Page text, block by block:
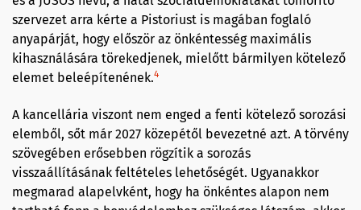
szervezet arra kérte a Pistoriust is magában foglaló
anyapárját, hogy először az önkéntesség maximális
kihasználására törekedjenek, mielőtt bármilyen kötelező
elemet beleépítenének.4
A kancellária viszont nem enged a fenti kötelező sorozási
elemből, sőt már 2027 közepétől bevezetné azt. A törvény
szövegében erősebben rögzítik a sorozás
visszaállításának feltételes lehetőségét. Ugyanakkor
megmarad alapelvként, hogy ha önkéntes alapon nem